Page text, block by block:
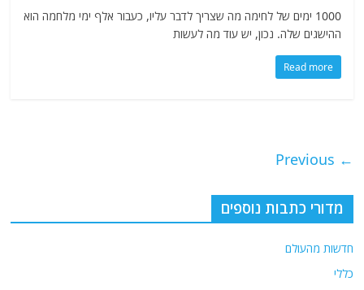
1000 ימים של לחימה מה שצריך לדבר עליו, כעבור אלף ימי מלחמה הוא
ההישגים שלה. נכון, יש עוד מה לעשות
Read more
← Previous
מדורי כתבות נוספים
חדשות מהעולם
כללי